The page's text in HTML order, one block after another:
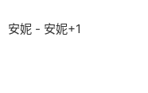
安妮 - 安妮+1